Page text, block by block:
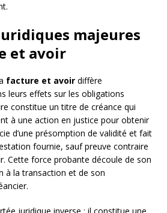
majeures
et avoir
facture et avoir diffère
leurs effets sur les obligations
constitue un titre de créance qui
à une action en justice pour obtenir
d’une présomption de validité et fait
fournie, sauf preuve contraire
Cette force probante découle de son
à la transaction et de son